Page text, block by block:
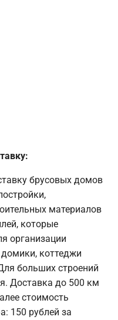
брусовых домов
материалов
которые
организации
коттеджи
больших строений
Доставка до 500 км
стоимость
150 рублей за